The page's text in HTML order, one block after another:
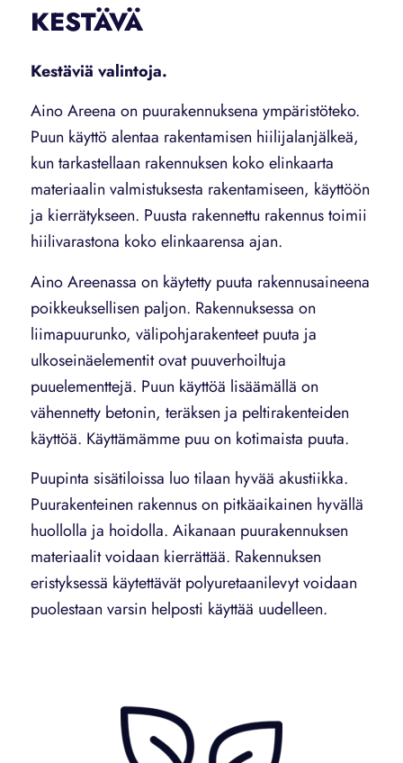
KESTÄVÄ
Kestäviä valintoja.
Aino Areena on puurakennuksena ympäristöteko.
Puun käyttö alentaa rakentamisen hiilijalanjälkeä,
kun tarkastellaan rakennuksen koko elinkaarta
materiaalin valmistuksesta rakentamiseen, käyttöön
ja kierrätykseen. Puusta rakennettu rakennus toimii
hiilivarastona koko elinkaarensa ajan.
Aino Areenassa on käytetty puuta rakennusaineena
poikkeuksellisen paljon. Rakennuksessa on
liimapuurunko, välipohjarakenteet puuta ja
ulkoseinäelementit ovat puuverhoiltuja
puuelementtejä. Puun käyttöä lisäämällä on
vähennetty betonin, teräksen ja peltirakenteiden
käyttöä. Käyttämämme puu on kotimaista puuta.
Puupinta sisätiloissa luo tilaan hyvää akustiikka.
Puurakenteinen rakennus on pitkäaikainen hyvällä
huollolla ja hoidolla. Aikanaan puurakennuksen
materiaalit voidaan kierrättää. Rakennuksen
eristyksessä käytettävät polyuretaanilevyt voidaan
puolestaan varsin helposti käyttää uudelleen.